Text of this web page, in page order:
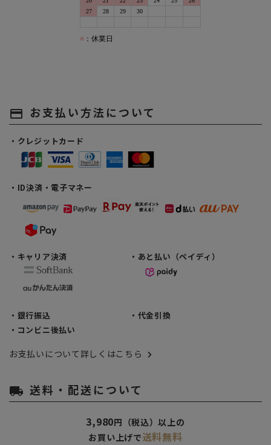
payment お支払い方法について
・クレジットカード
・ID決済・電子マネー
・キャリア決済 ・あと払い（ペイディ）
・銀行振込
・代金引換
・コンビニ後払い
お支払いについて詳しくはこちら
local_shipping 送料・配送について
3,980円（税込）以上の
お買い上げで送料無料